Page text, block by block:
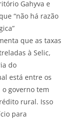
Gahyva e
“não há razão
que as taxas
à Selic,
do
está entre os
o governo tem
rural. Isso
para